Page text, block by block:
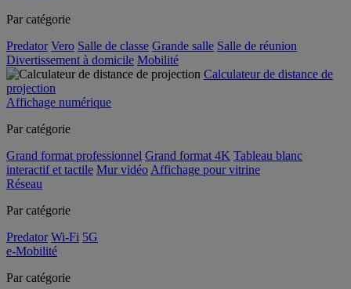
Par catégorie
Predator Vero Salle de classe Grande salle Salle de réunion
Divertissement à domicile Mobilité
Calculateur de distance de
projection
Affichage numérique
Par catégorie
Grand format professionnel Grand format 4K Tableau blanc
interactif et tactile Mur vidéo Affichage pour vitrine
Réseau
Par catégorie
Predator Wi-Fi 5G
e-Mobilité
Par catégorie